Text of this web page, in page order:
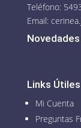
Teléfono:
Email:
Novedades
Links Útiles
Mi Cuenta
Preguntas